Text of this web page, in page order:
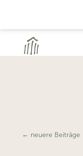
← neuere Beiträge